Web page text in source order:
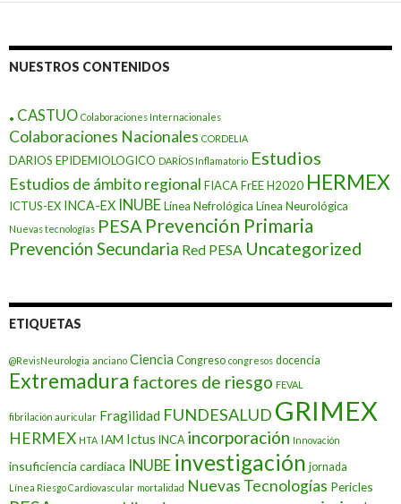
NUESTROS CONTENIDOS
. CASTUO Colaboraciones Internacionales
Colaboraciones Nacionales CORDELIA
DARIOS EPIDEMIOLOGICO DARÍOS Inflamatorio Estudios
Estudios de ámbito regional FIACAFrEEH2020 HERMEX
ICTUS-EX INCA-EX INUBELínea Nefrológica Línea Neurológica
Nuevas tecnologías PESA Prevención Primaria
Prevención Secundaria Red PESA Uncategorized
ETIQUETAS
@RevisNeurologia anciano Ciencia Congreso congresos docencia
Extremadura factores de riesgo FEVAL
fibrilación auricular Fragilidad FUNDESALUD GRIMEX
HERMEX HTA IAM Ictus INCA incorporación Innovación
insuficiencia cardiaca INUBE investigación jornada
Línea Riesgo Cardiovascular mortalidad Nuevas Tecnologías Pericles